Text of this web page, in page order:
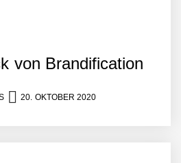
von Brandification
20. OKTOBER 2020